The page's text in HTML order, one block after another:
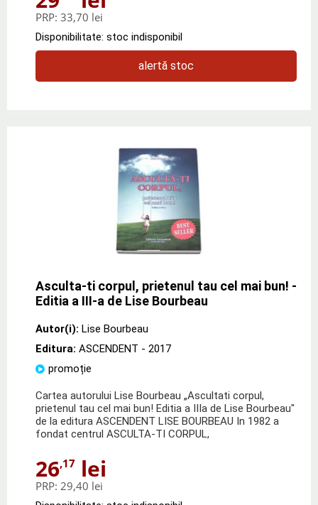
PRP: 33,70 lei
Disponibilitate: stoc indisponibil
alertă stoc
Asculta-ti corpul, prietenul tau cel mai bun! -
Editia a III-a de Lise Bourbeau
Autor(i): Lise Bourbeau
Editura: ASCENDENT - 2017
promoție
Cartea autorului Lise Bourbeau „Ascultati corpul,
prietenul tau cel mai bun! Editia a IIIa de Lise Bourbeau"
de la editura ASCENDENT LISE BOURBEAU In 1982 a
fondat centrul ASCULTA-TI CORPUL,
26,17 lei
PRP: 29,40 lei